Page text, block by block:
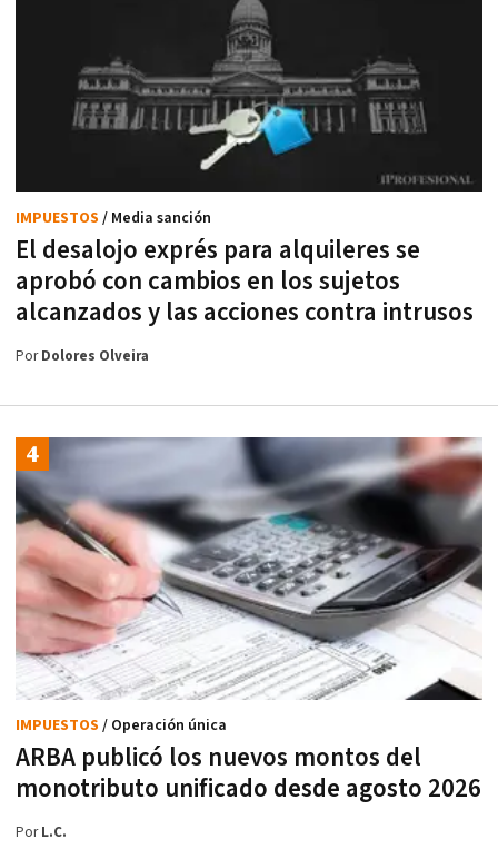
El desalojo exprés para alquileres se
aprobó con cambios en los sujetos
alcanzados y las acciones contra intrusos
IMPUESTOS / Media sanción
PorDolores Olveira
ARBA publicó los nuevos montos del
monotributo unificado desde agosto 2026
IMPUESTOS / Operación única
PorL.C.